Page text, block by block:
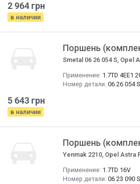
2 964 грн
в наличии
Поршень
Smetal 06 26 054 S, Opel
Применение: 1.7TD 4EE1
Номер детали: 06 26 054 S
5 643 грн
в наличии
Поршень
Yenmak 2210, Opel Astra
Применение: 1.7TD 16V
Номер детали: 06 23 090 S